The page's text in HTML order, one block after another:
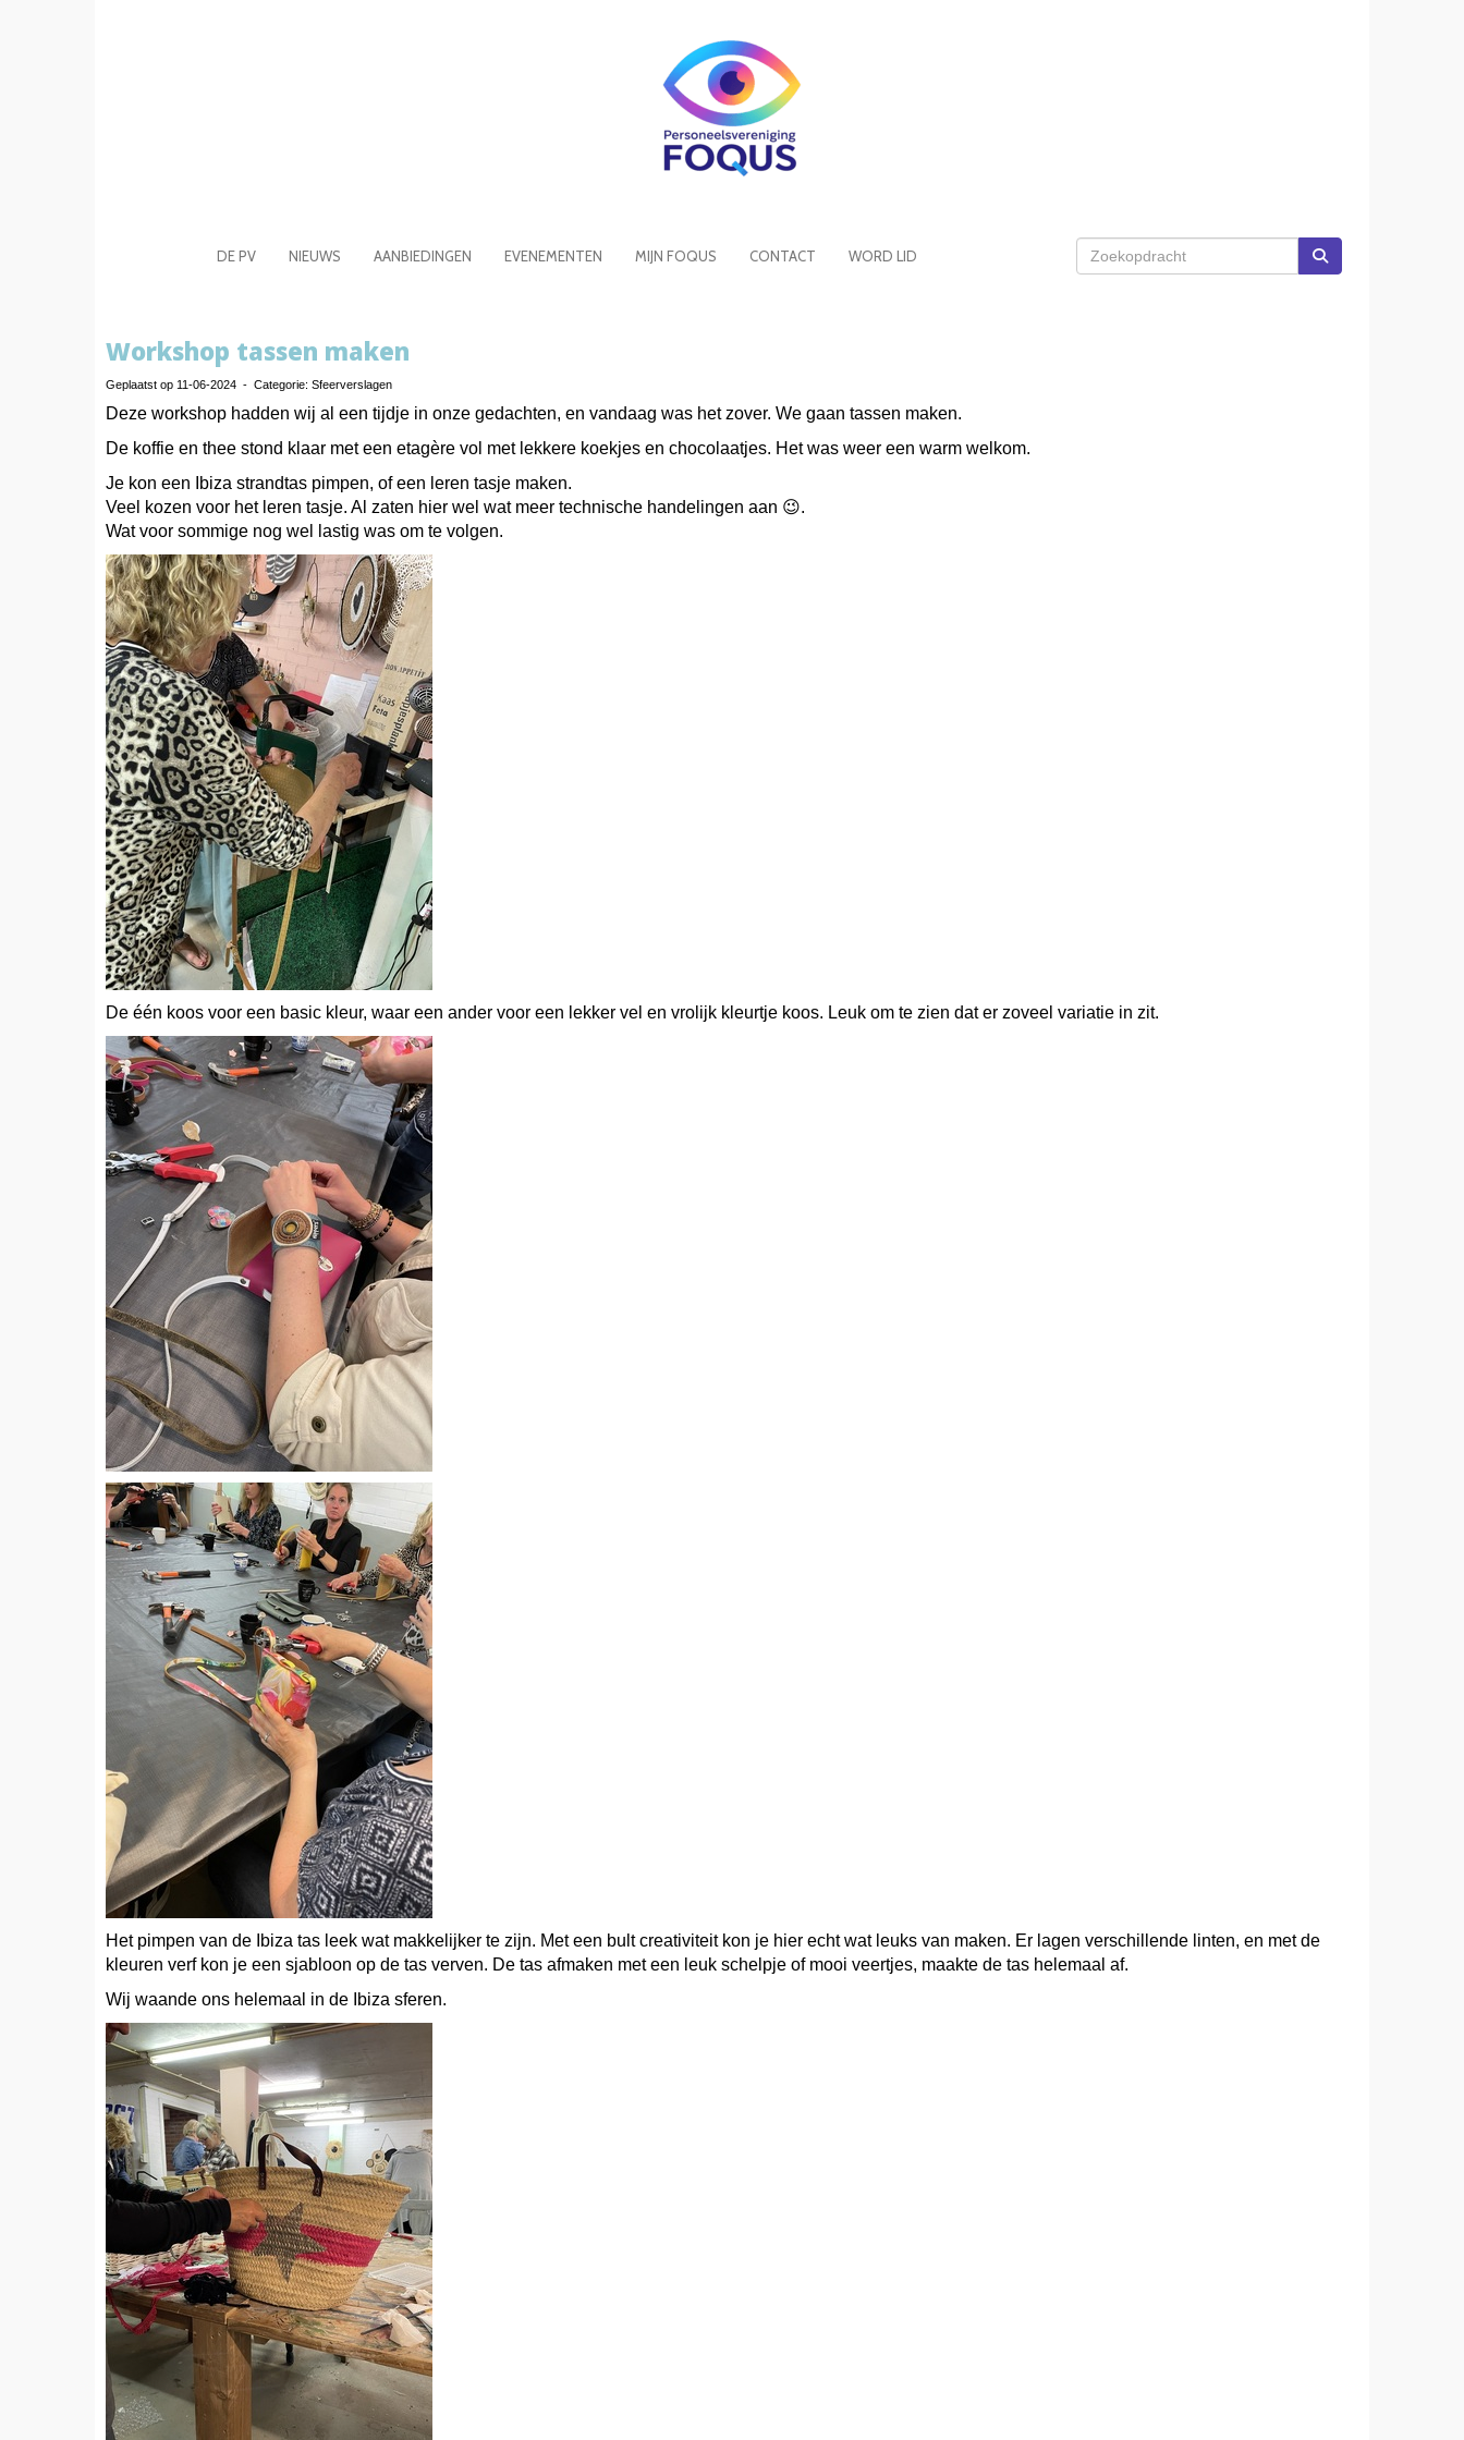
DE PV NIEUWS AANBIEDINGEN EVENEMENTEN MIJN FOQUS CONTACT WORD LID
Workshop tassen maken
Geplaatst op 11-06-2024 - Categorie: Sfeerverslagen
Deze workshop hadden wij al een tijdje in onze gedachten, en vandaag was het zover. We gaan tassen maken.
De koffie en thee stond klaar met een etagère vol met lekkere koekjes en chocolaatjes. Het was weer een warm welkom.
Je kon een Ibiza strandtas pimpen, of een leren tasje maken.
Veel kozen voor het leren tasje. Al zaten hier wel wat meer technische handelingen aan 😉.
Wat voor sommige nog wel lastig was om te volgen.
De één koos voor een basic kleur, waar een ander voor een lekker vel en vrolijk kleurtje koos. Leuk om te zien dat er zoveel variatie in zit.
Het pimpen van de Ibiza tas leek wat makkelijker te zijn. Met een bult creativiteit kon je hier echt wat leuks van maken. Er lagen verschillende linten, en met de
kleuren verf kon je een sjabloon op de tas verven. De tas afmaken met een leuk schelpje of mooi veertjes, maakte de tas helemaal af.
Wij waande ons helemaal in de Ibiza sferen.